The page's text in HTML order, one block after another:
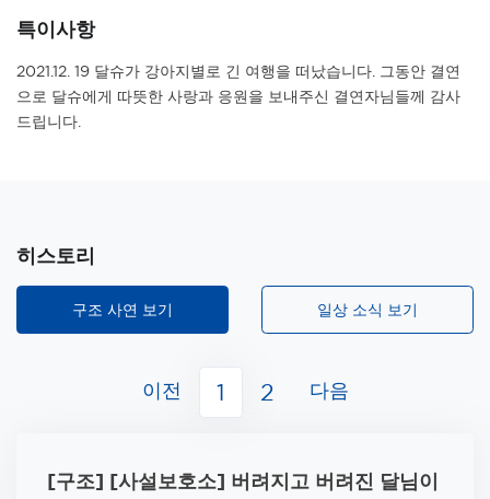
특이사항
2021.12. 19 달슈가 강아지별로 긴 여행을 떠났습니다. 그동안 결연
으로 달슈에게 따뜻한 사랑과 응원을 보내주신 결연자님들께 감사
드립니다.
히스토리
구조 사연 보기 일상 소식 보기
이전 1 2 다음
[구조] [사설보호소] 버려지고 버려진 달님이